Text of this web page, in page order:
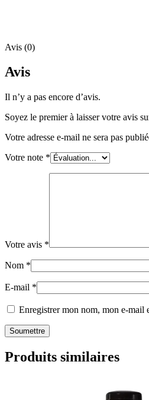
Avis (0)
Avis
Il n’y a pas encore d’avis.
Soyez le premier à laisser votre avis
Votre adresse e-mail ne sera pas
Votre note *
Votre avis *
Nom *
E-mail *
Enregistrer mon nom, mon e-mail
Produits similaires